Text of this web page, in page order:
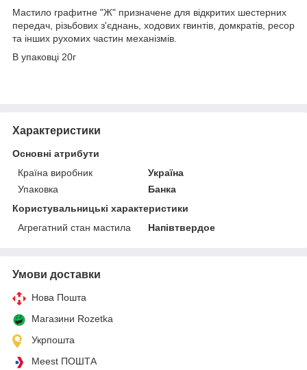
Мастило графитне "Ж" призначене для відкритих шестерних
передач, різьбових з'єднань, ходових гвинтів, домкратів, ресор
та інших рухомих частин механізмів.
В упаковці 20г
Характеристики
Основні атрибути
Країна виробник
Україна
Упаковка
Банка
Користувальницькі характеристики
Агрегатний стан мастила
Напівтвердое
Умови доставки
Нова Пошта
Магазини Rozetka
Укрпошта
Meest ПОШТА